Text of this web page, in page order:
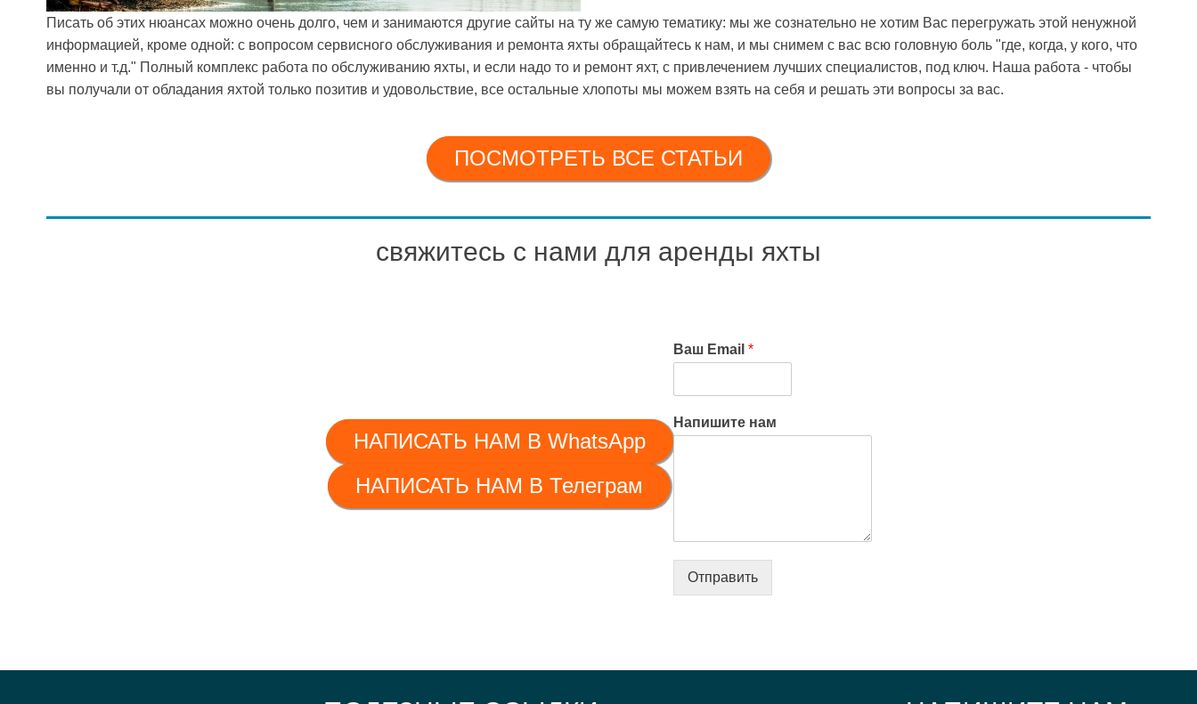
Писать об этих нюансах можно очень долго, чем и занимаются другие сайты на ту же самую тематику: мы же сознательно не хотим Вас перегружать этой ненужной
информацией, кроме одной: с вопросом сервисного обслуживания и ремонта яхты обращайтесь к нам, и мы снимем с вас всю головную боль "где, когда, у кого, что
именно и т.д." Полный комплекс работа по обслуживанию яхты, и если надо то и ремонт яхт, с привлечением лучших специалистов, под ключ. Наша работа - чтобы
вы получали от обладания яхтой только позитив и удовольствие, все остальные хлопоты мы можем взять на себя и решать эти вопросы за вас.
ПОСМОТРЕТЬ ВСЕ СТАТЬИ
свяжитесь с нами для аренды яхты
НАПИСАТЬ НАМ В WhatsApp
НАПИСАТЬ НАМ В Телеграм
Ваш Email *
Напишите нам
Отправить